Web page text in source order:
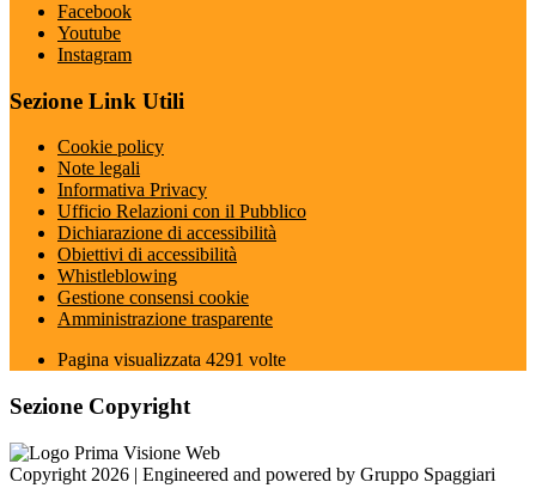
Facebook
Youtube
Instagram
Sezione Link Utili
Cookie policy
Note legali
Informativa Privacy
Ufficio Relazioni con il Pubblico
Dichiarazione di accessibilità
Obiettivi di accessibilità
Whistleblowing
Gestione consensi cookie
Amministrazione trasparente
Pagina visualizzata 4291 volte
Sezione Copyright
Copyright 2026 | Engineered and powered by Gruppo Spaggiari